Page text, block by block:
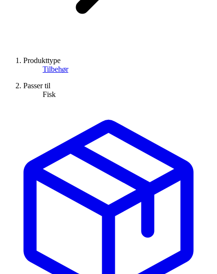
Produkttype
Tilbehør
Passer til
Fisk